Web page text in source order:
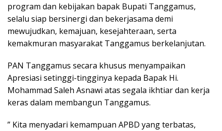
program dan kebijakan bapak Bupati Tanggamus,
selalu siap bersinergi dan bekerjasama demi
mewujudkan, kemajuan, kesejahteraan, serta
kemakmuran masyarakat Tanggamus berkelanjutan.
PAN Tanggamus secara khusus menyampaikan
Apresiasi setinggi-tingginya kepada Bapak Hi.
Mohammad Saleh Asnawi atas segala ikhtiar dan kerja
keras dalam membangun Tanggamus.
” Kita menyadari kemampuan APBD yang terbatas,